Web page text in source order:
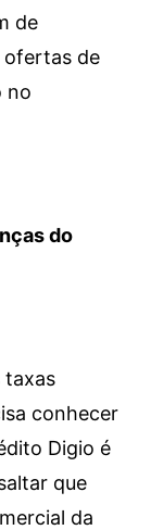
de
ofertas de
no
do
taxas
conhecer
Digio é
que
da